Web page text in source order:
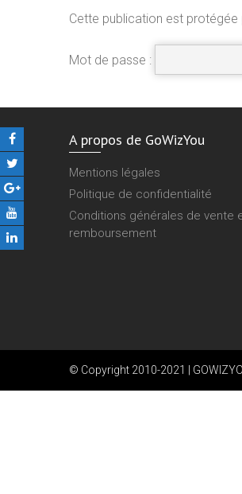
Cette publication est
Mot de passe :
A propos de GoWizYou
Mentions légales
Politique de confidentialité
Conditions générales de vente
remboursement
© Copyright 2010-2021 |